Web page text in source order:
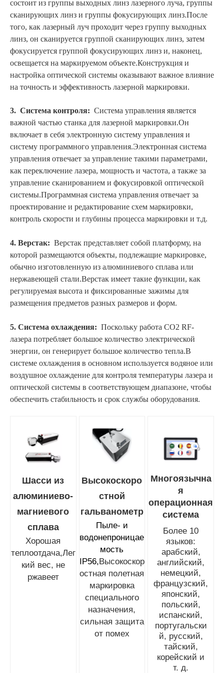
состоит из группы выходных линз лазерного луча, группы
сканирующих линз и группы фокусирующих линз.После
того, как лазерный луч проходит через группу выходных
линз, он сканируется группой сканирующих линз, затем
фокусируется группой фокусирующих линз и, наконец,
освещается на маркируемом объекте.Конструкция и
настройка оптической системы оказывают важное влияние
на точность и эффективность лазерной маркировки.
3. Система контроля: Система управления является
важной частью станка для лазерной маркировки.Он
включает в себя электронную систему управления и
систему программного управления.Электронная система
управления отвечает за управление такими параметрами,
как переключение лазера, мощность и частота, а также за
управление сканированием и фокусировкой оптической
системы.Программная система управления отвечает за
проектирование и редактирование схем маркировки,
контроль скорости и глубины процесса маркировки и т.д.
4. Верстак: Верстак представляет собой платформу, на
которой размещаются объекты, подлежащие маркировке,
обычно изготовленную из алюминиевого сплава или
нержавеющей стали.Верстак имеет такие функции, как
регулируемая высота и фиксированные зажимы для
размещения предметов разных размеров и форм.
5. Система охлаждения: Поскольку работа CO2 RF-
лазера потребляет большое количество электрической
энергии, он генерирует большое количество тепла.В
системе охлаждения в основном используется водяное или
воздушное охлаждение для контроля температуры лазера и
оптической системы в соответствующем диапазоне, чтобы
обеспечить стабильность и срок службы оборудования.
Шасси из
алюминиево-
магниевого
сплава
Хорошая
теплоотдача,Лег
кий вес, не
ржавеет
Высокоскоро
стной
гальванометр
Пыле- и
водонепроницае
мость
IP56,Высокоскор
остная полетная
маркировка
специального
назначения,
сильная защита
от помех
Многоязычна
я
операционная
система
Более 10
языков:
арабский,
английский,
немецкий,
французский,
японский,
польский,
испанский,
португальски
й, русский,
тайский,
корейский и
т. д.